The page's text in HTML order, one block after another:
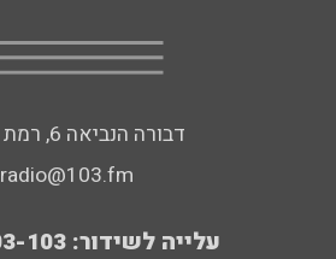
דבורה הנביאה 6, רמת השרון
radio@103.fm
עלייה לשידור: 0552-103-103